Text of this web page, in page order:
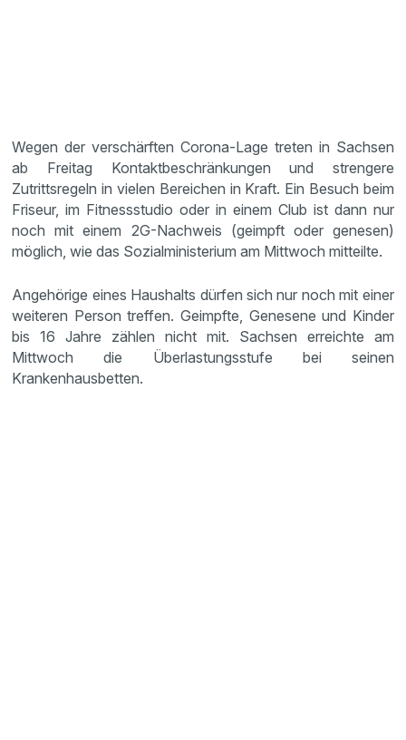
Wegen der verschärften Corona-Lage treten in Sachsen
ab Freitag Kontaktbeschränkungen und strengere
Zutrittsregeln in vielen Bereichen in Kraft. Ein Besuch beim
Friseur, im Fitnessstudio oder in einem Club ist dann nur
noch mit einem 2G-Nachweis (geimpft oder genesen)
möglich, wie das Sozialministerium am Mittwoch mitteilte.
Angehörige eines Haushalts dürfen sich nur noch mit einer
weiteren Person treffen. Geimpfte, Genesene und Kinder
bis 16 Jahre zählen nicht mit. Sachsen erreichte am
Mittwoch die Überlastungsstufe bei seinen
Krankenhausbetten.